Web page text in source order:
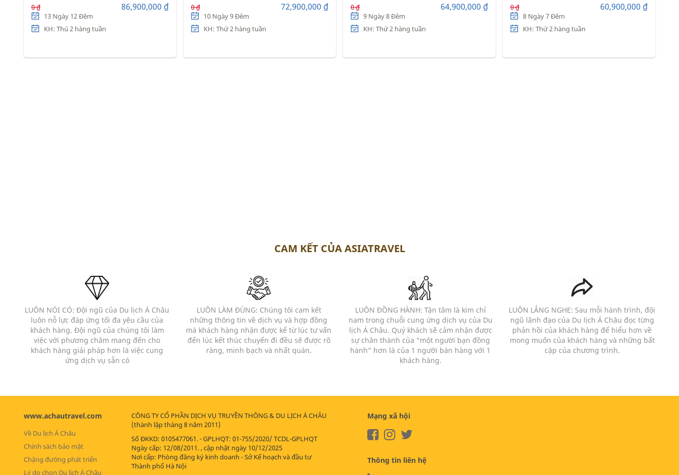
0 ₫ 86,900,000 ₫
13 Ngày 12 Đêm
KH: Thú 2 hàng tuần
0 ₫ 72,900,000 ₫
10 Ngày 9 Đêm
KH: Thứ 2 hàng tuần
0 ₫ 64,900,000 ₫
9 Ngày 8 Đêm
KH: Thứ 2 hàng tuần
0 ₫ 60,900,000 ₫
8 Ngày 7 Đêm
KH: Thứ 2 hàng tuần
CAM KẾT CỦA ASIATRAVEL
LUÔN NÓI CÓ: Đội ngũ của Du lịch Á Châu
luôn nỗ lực đáp ứng tối đa yêu cầu của
khách hàng. Đội ngũ của chúng tôi làm
việc với phương châm mang đến cho
khách hàng giải pháp hơn là việc cung
ứng dịch vụ sẵn có
LUÔN LÀM ĐÚNG: Chúng tôi cam kết
những thông tin về dịch vụ và hợp đồng
mà khách hàng nhận được kể từ lúc tư vấn
đến lúc kết thúc chuyến đi đều sẽ được rõ
ràng, minh bạch và nhất quán.
LUÔN ĐỒNG HÀNH: Tận tâm là kim chỉ
nam trong chuỗi cung ứng dịch vụ của Du
lịch Á Châu. Quý khách sẽ cảm nhận được
sự chân thành của “một người bạn đồng
hành” hơn là của 1 người bán hàng với 1
khách hàng.
LUÔN LẮNG NGHE: Sau mỗi hành trình, đội
ngũ lãnh đạo của Du lịch Á Châu đọc từng
phản hồi của khách hàng để hiểu hơn về
mong muốn của khách hàng và những bất
cập của chương trình.
Mạng xã hội
Thông tin liên hệ
www.achautravel.com
Về Du lịch Á Châu
Chính sách bảo mật
Chặng đường phát triển
Lý do chọn Du lịch Á Châu
CÔNG TY CỔ PHẦN DỊCH VỤ TRUYỀN THÔNG & DU LỊCH Á CHÂU
(thành lập tháng 8 năm 2011)
Số ĐKKD: 0105477061. - GPLHQT: 01-755/2020/ TCDL-GPLHQT
Ngày cấp: 12/08/2011. , cập nhật ngày 10/12/2025
Nơi cấp: Phòng đăng ký kinh doanh - Sở Kế hoạch và đầu tư
Thành phố Hà Nội